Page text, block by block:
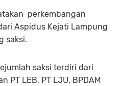
perkembangan
Aspidus Kejati Lampung
saksi.
saksi terdiri dari
PT LEB, PT LJU, BPDAM